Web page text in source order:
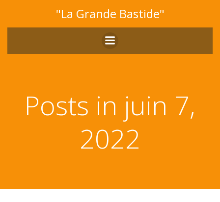
au
contenu
"La Grande Bastide"
Posts in juin 7,
2022